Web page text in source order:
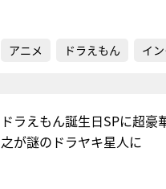
アニメ ドラえもん イ
ドラえもん誕生日SPに超
之が謎のドラヤキ星人に